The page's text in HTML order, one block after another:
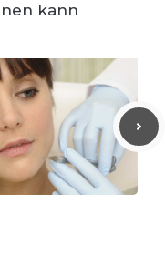
kann